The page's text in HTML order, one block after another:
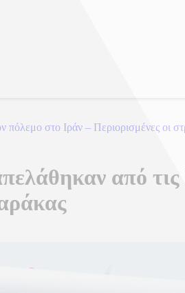
στο Ιράν – Περιορισμένες οι
από